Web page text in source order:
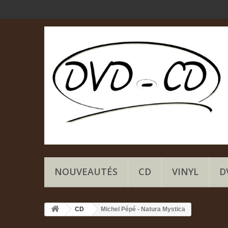
NOUVEAUTÉS CD VINYL
CD Michel Pépé - Natura Mystica